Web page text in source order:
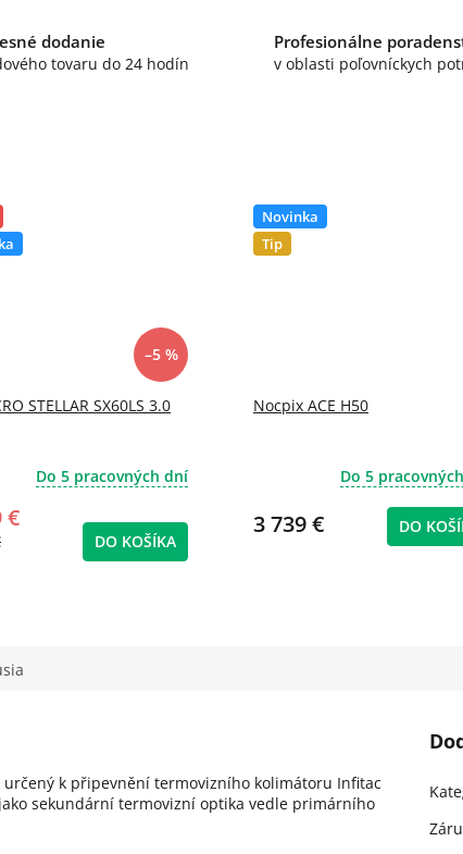
dodanie
tovaru do 24 hodín
Profesionálne
v oblasti poľovníckych
–5 %
STELLAR SX60LS 3.0
Do 5 pracovných dní
€
DO KOŠÍKA
Novinka
Tip
Nocpix ACE H50
Do 5
3 739 € DO
k připevnění termovizního kolimátoru Infitac
sekundární termovizní optika vedle primárního